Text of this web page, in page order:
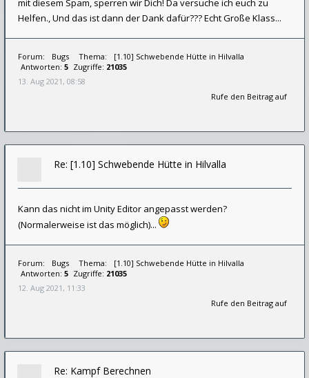
Helfen., Und das ist dann der Dank dafür??? Echt Große Klass...
Forum: Bugs Thema:
[1.10] Schwebende Hütte in Hilvalla
Antworten: 5 Zugriffe: 21035
13. Aug 2021, 08:58
Rufe den Beitrag auf
Re: [1.10] Schwebende Hütte in Hilvalla
Kann das nicht im Unity Editor angepasst werden?
(Normalerweise ist das möglich)...
Forum: Bugs Thema:
[1.10] Schwebende Hütte in Hilvalla
Antworten: 5 Zugriffe: 21035
12. Aug 2021, 11:33
Rufe den Beitrag auf
Re: Kampf Berechnen